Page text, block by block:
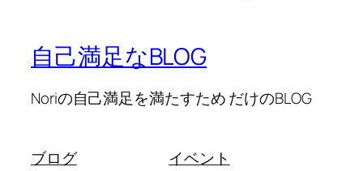
自己満足なBLOG
Noriの自己満足を満たすため だけのBLOG
ブログ
イベント